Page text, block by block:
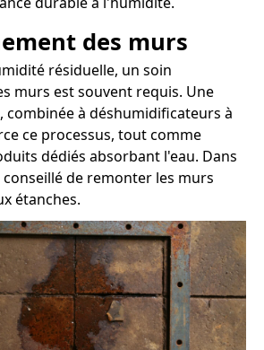
des murs
résiduelle, un soin
murs est souvent requis. Une
combinée à déshumidificateurs à
ce processus, tout comme
dédiés absorbant l'eau. Dans
de remonter les murs
étanches.